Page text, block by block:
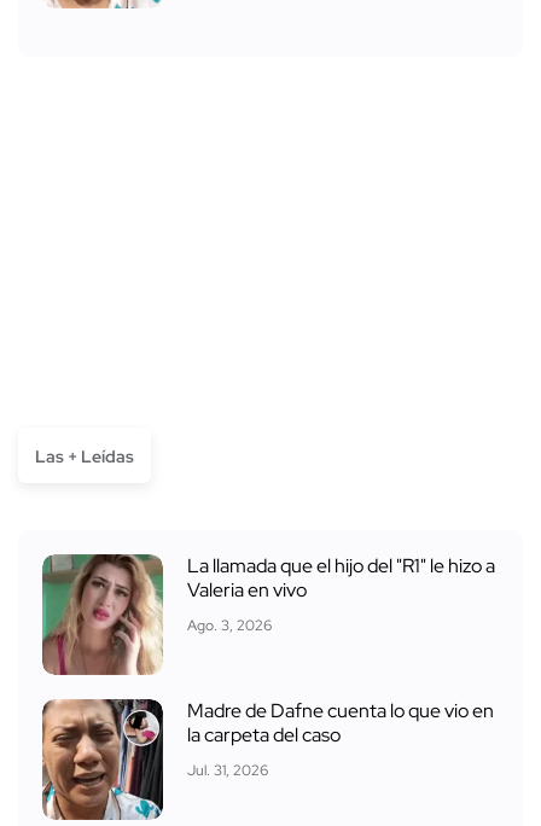
Las + Leídas
La llamada que el hijo del "R1" le hizo a
Valeria en vivo
Ago. 3, 2026
Madre de Dafne cuenta lo que vio en
la carpeta del caso
Jul. 31, 2026